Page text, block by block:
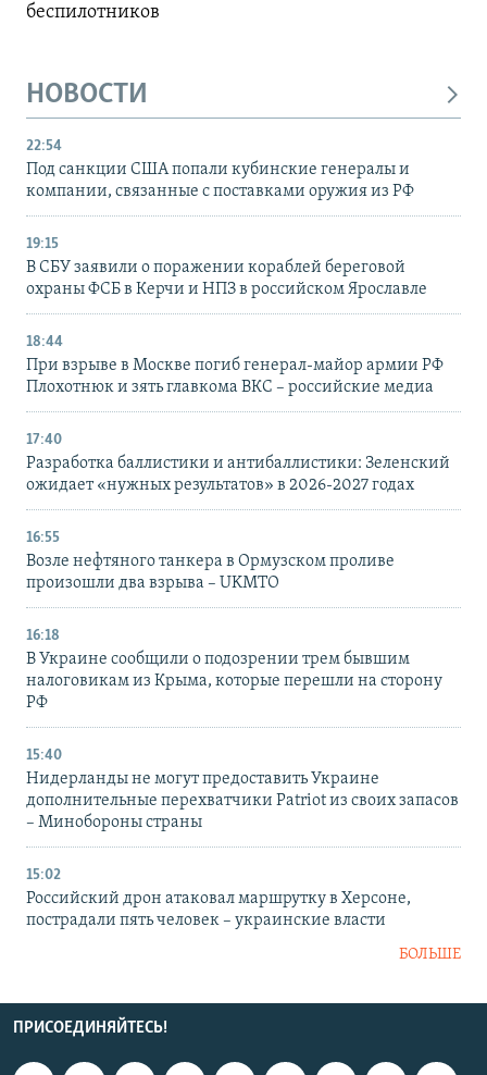
беспилотников
НОВОСТИ
22:54
Под санкции США попали кубинские генералы и
компании, связанные с поставками оружия из РФ
19:15
В СБУ заявили о поражении кораблей береговой
охраны ФСБ в Керчи и НПЗ в российском Ярославле
18:44
При взрыве в Москве погиб генерал-майор армии РФ
Плохотнюк и зять главкома ВКС – российские медиа
17:40
Разработка баллистики и антибаллистики: Зеленский
ожидает «нужных результатов» в 2026-2027 годах
16:55
Возле нефтяного танкера в Ормузском проливе
произошли два взрыва – UKMTO
16:18
В Украине сообщили о подозрении трем бывшим
налоговикам из Крыма, которые перешли на сторону
РФ
15:40
Нидерланды не могут предоставить Украине
дополнительные перехватчики Patriot из своих запасов
– Минобороны страны
15:02
Российский дрон атаковал маршрутку в Херсоне,
пострадали пять человек – украинские власти
БОЛЬШЕ
ПРИСОЕДИНЯЙТЕСЬ!